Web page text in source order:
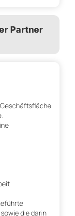
Partner
Geschäftsfläche
die darin